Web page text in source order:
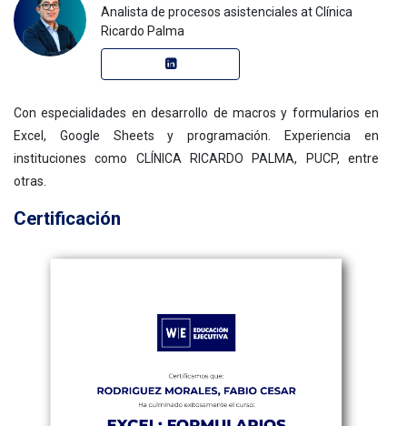
Analista de procesos asistenciales at Clínica
Ricardo Palma
Con especialidades en desarrollo de macros y formularios en
Excel, Google Sheets y programación. Experiencia en
instituciones como CLÍNICA RICARDO PALMA, PUCP, entre
otras.
Certificación